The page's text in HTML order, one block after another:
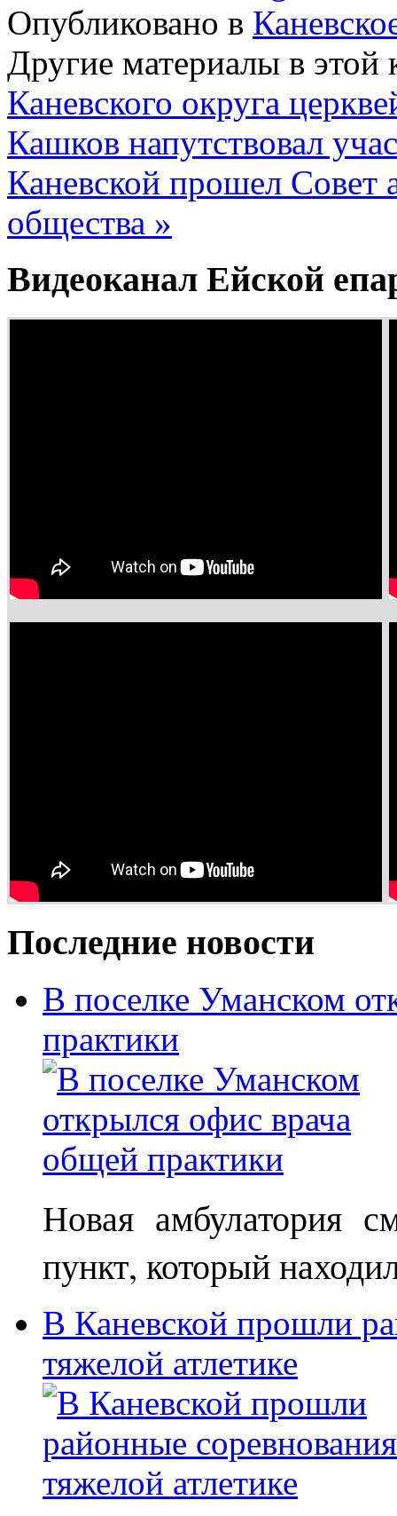
Опубликовано в
Другие материалы в этой
Каневского округа
Кашков напутствовал
Каневской прошел Совет
общества »
Видеоканал Ейской
Последние новости
В поселке Уманском
практики
Новая амбулатория
пункт, который
В Каневской прошли
тяжелой атлетике